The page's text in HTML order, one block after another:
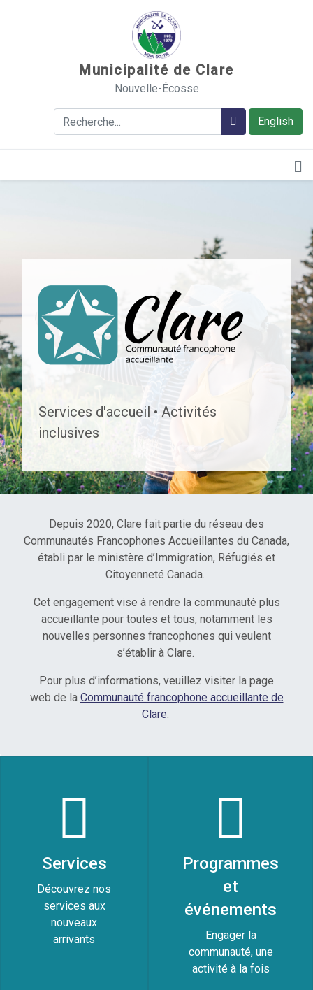
Municipalité de Clare
Nouvelle-Écosse
English
Rechercher Rechercher
COMMUNAUTÉ
Services d'accueil • Activités
inclusives
Depuis 2020, Clare fait partie du réseau des
Communautés Francophones Accueillantes du Canada,
établi par le ministère d’Immigration, Réfugiés et
Citoyenneté Canada.
Cet engagement vise à rendre la communauté plus
accueillante pour toutes et tous, notamment les
nouvelles personnes francophones qui veulent
s’établir à Clare.
Pour plus d’informations, veuillez visiter la page
web de la Communauté francophone accueillante de
Clare.
Services
Découvrez nos
services aux
nouveaux
arrivants
Programmes
et
événements
Engager la
communauté, une
activité à la fois